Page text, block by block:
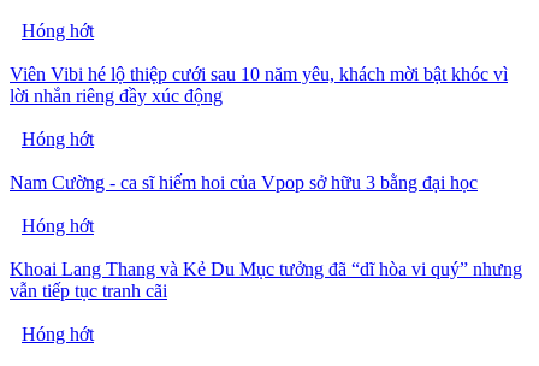
Hóng hớt
Viên Vibi hé lộ thiệp cưới sau 10 năm yêu, khách mời bật khóc vì
lời nhắn riêng đầy xúc động
Hóng hớt
Nam Cường - ca sĩ hiếm hoi của Vpop sở hữu 3 bằng đại học
Hóng hớt
Khoai Lang Thang và Kẻ Du Mục tưởng đã “dĩ hòa vi quý” nhưng
vẫn tiếp tục tranh cãi
Hóng hớt